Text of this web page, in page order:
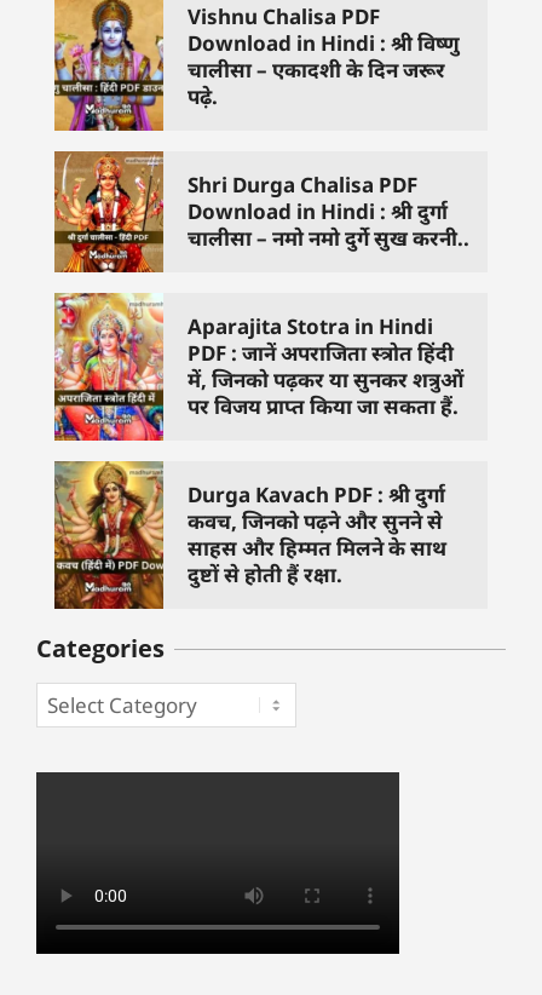
Vishnu Chalisa PDF
Download in Hindi : श्री विष्णु
चालीसा – एकादशी के दिन जरूर
पढ़े.
Shri Durga Chalisa PDF
Download in Hindi : श्री दुर्गा
चालीसा – नमो नमो दुर्गे सुख करनी..
Aparajita Stotra in Hindi
PDF : जानें अपराजिता स्त्रोत हिंदी
में, जिनको पढ़कर या सुनकर शत्रुओं
पर विजय प्राप्त किया जा सकता हैं.
Durga Kavach PDF : श्री दुर्गा
कवच, जिनको पढ़ने और सुनने से
साहस और हिम्मत मिलने के साथ
दुष्टों से होती हैं रक्षा.
Categories